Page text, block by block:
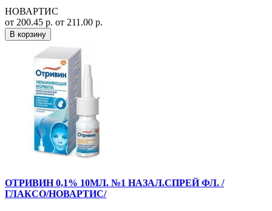
НОВАРТИС
от 200.45 р. от 211.00 р.
В корзину
ОТРИВИН 0,1% 10МЛ. №1 НАЗАЛ.СПРЕЙ ФЛ. /
ГЛАКСО/НОВАРТИС/